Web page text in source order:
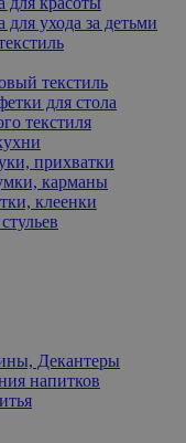
для ухода за детьми
текстиль
для стола
текстиля
прихватки
карманы
клеенки
Декантеры
напитков